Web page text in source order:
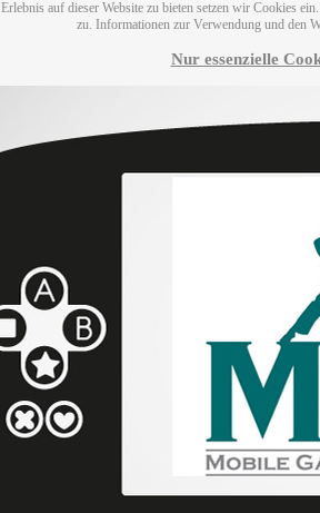
auf dieser Website zu bieten setzen wir Cookies
zu. Informationen zur Verwendung und den
Nur essenzielle